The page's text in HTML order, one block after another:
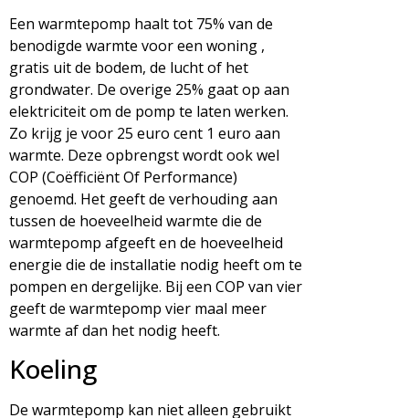
Een warmtepomp haalt tot 75% van de
benodigde warmte voor een woning ,
gratis uit de bodem, de lucht of het
grondwater. De overige 25% gaat op aan
elektriciteit om de pomp te laten werken.
Zo krijg je voor 25 euro cent 1 euro aan
warmte. Deze opbrengst wordt ook wel
COP (Coëfficiënt Of Performance)
genoemd. Het geeft de verhouding aan
tussen de hoeveelheid warmte die de
warmtepomp afgeeft en de hoeveelheid
energie die de installatie nodig heeft om te
pompen en dergelijke. Bij een COP van vier
geeft de warmtepomp vier maal meer
warmte af dan het nodig heeft.
Koeling
De warmtepomp kan niet alleen gebruikt